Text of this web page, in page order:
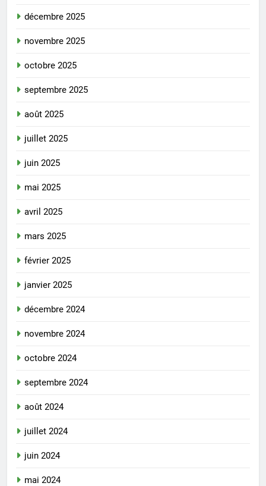
décembre 2025
novembre 2025
octobre 2025
septembre 2025
août 2025
juillet 2025
juin 2025
mai 2025
avril 2025
mars 2025
février 2025
janvier 2025
décembre 2024
novembre 2024
octobre 2024
septembre 2024
août 2024
juillet 2024
juin 2024
mai 2024